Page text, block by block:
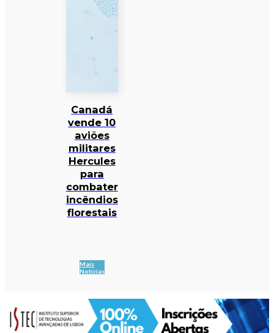
Canadá
vende 10
aviões
militares
Hercules
para
combater
incêndios
florestais
Mais
Notícias